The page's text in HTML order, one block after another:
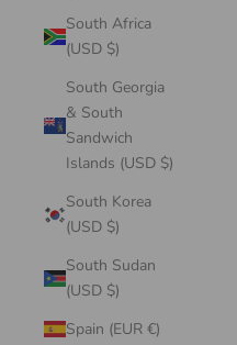
South Africa
(USD $)
South Georgia
& South
Sandwich
Islands (USD $)
South Korea
(USD $)
South Sudan
(USD $)
Spain (EUR €)